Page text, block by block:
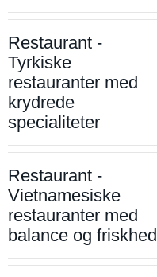
Restaurant -
Tyrkiske
restauranter med
krydrede
specialiteter
Restaurant -
Vietnamesiske
restauranter med
balance og friskhed